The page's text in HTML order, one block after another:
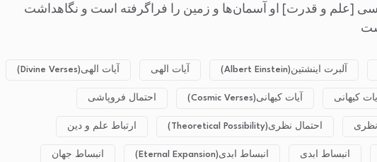
کرسی [علم و قدرت] او آسمان‌ها و زمین را فراگرفته است و نگاهداشت
آلبرت اینشتین(Albert Einstein) آیات الهی آیات الهی(Divine Verses)
آیات کیهانی آیات کیهانی(Cosmic Verses) احتمال فروپاشی
نظری احتمال نظری(Theoretical Possibility) ارتباط علم و دین
انبساط ابدی انبساط ابدی(Eternal Expansion) انبساط جهان